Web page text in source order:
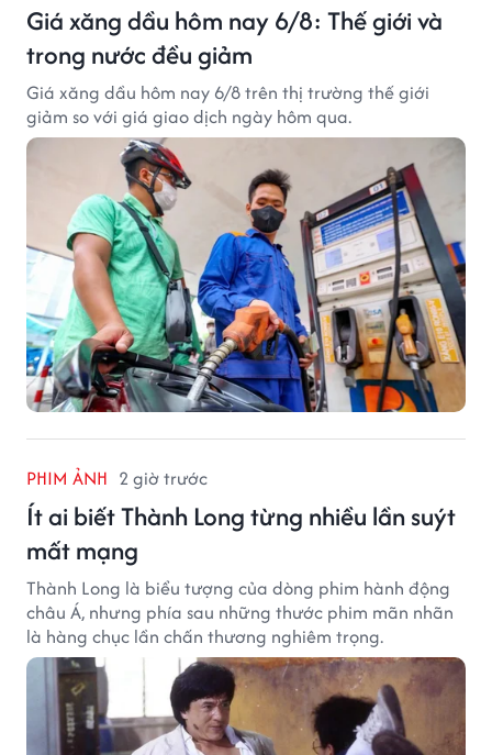
Giá xăng dầu hôm nay 6/8: Thế giới và
trong nước đều giảm
Giá xăng dầu hôm nay 6/8 trên thị trường thế giới
giảm so với giá giao dịch ngày hôm qua.
PHIM ẢNH 2 giờ trước
Ít ai biết Thành Long từng nhiều lần suýt
mất mạng
Thành Long là biểu tượng của dòng phim hành động
châu Á, nhưng phía sau những thước phim mãn nhãn
là hàng chục lần chấn thương nghiêm trọng.